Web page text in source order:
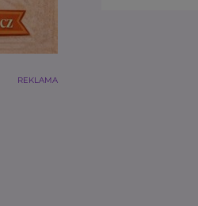
REKLAMA